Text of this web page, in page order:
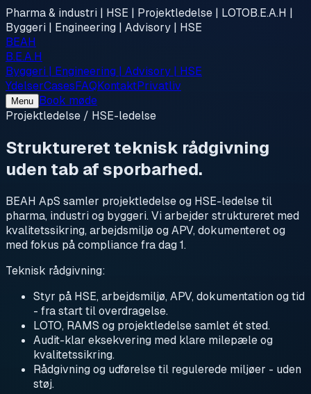
Pharma & industri | HSE | Projektledelse | LOTOB.E.A.H |
Byggeri | Engineering | Advisory | HSE
BEAH
B.E.A.H
Byggeri | Engineering | Advisory | HSE
YdelserCasesFAQKontaktPrivatliv
Menu Book møde
Projektledelse / HSE-ledelse
Struktureret teknisk rådgivning
uden tab af sporbarhed.
BEAH ApS samler projektledelse og HSE-ledelse til
pharma, industri og byggeri. Vi arbejder struktureret med
kvalitetssikring, arbejdsmiljø og APV, dokumenteret og
med fokus på compliance fra dag 1.
Teknisk rådgivning:
Styr på HSE, arbejdsmiljø, APV, dokumentation og tid
- fra start til overdragelse.
LOTO, RAMS og projektledelse samlet ét sted.
Audit-klar eksekvering med klare milepæle og
kvalitetssikring.
Rådgivning og udførelse til regulerede miljøer - uden
støj.